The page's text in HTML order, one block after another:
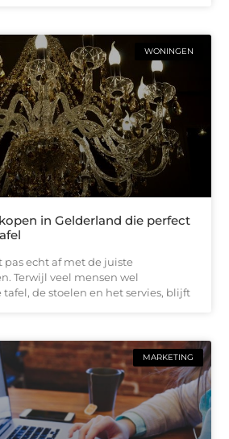
WONINGEN
in Gelderland die perfect
pas echt af met de juiste
Terwijl veel mensen wel
de stoelen en het servies, blijft
MARKETING